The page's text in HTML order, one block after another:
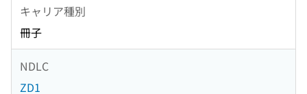
キャリア種別
冊子
NDLC
ZD1